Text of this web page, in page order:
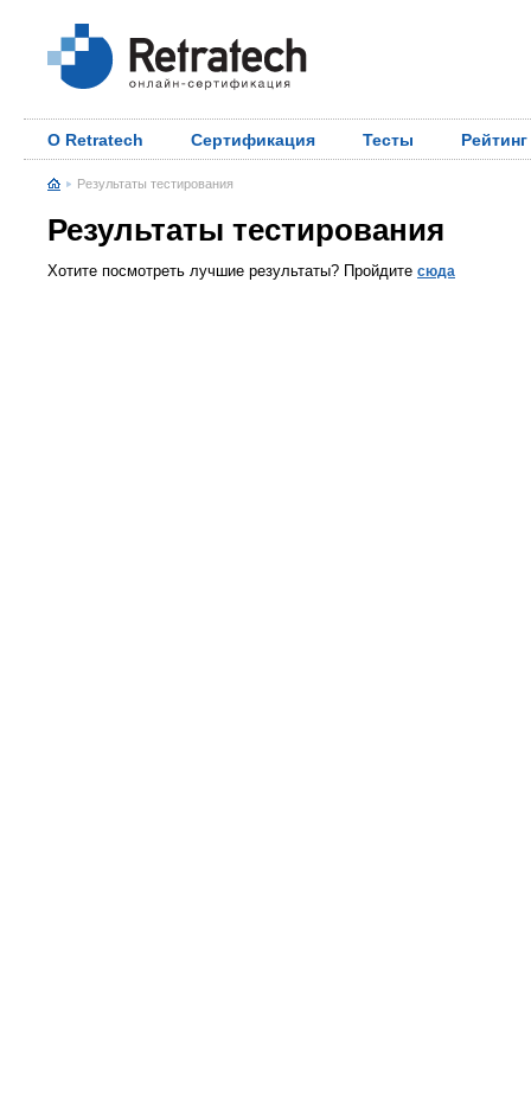
О Retratech Сертификация Тесты Рейтинг
Результаты тестирования
Результаты тестирования
Хотите посмотреть лучшие результаты? Пройдите сюда